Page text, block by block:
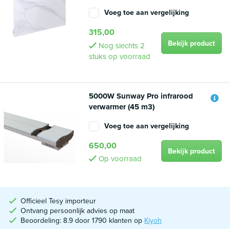
Voeg toe aan vergelijking
315,00
Nog slechts 2
stuks op voorraad
Bekijk product
5000W Sunway Pro infrarood
verwarmer (45 m3)
Voeg toe aan vergelijking
650,00
Op voorraad
Bekijk product
Officieel Tesy importeur
Ontvang persoonlijk advies op maat
Beoordeling: 8.9 door 1790 klanten op Kiyoh